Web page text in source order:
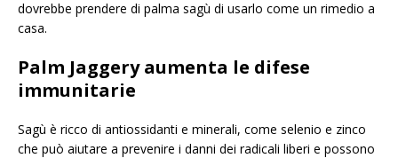
dovrebbe prendere di palma sagù di usarlo come un rimedio a
casa.
Palm Jaggery aumenta le difese
immunitarie
Sagù è ricco di antiossidanti e minerali, come selenio e zinco
che può aiutare a prevenire i danni dei radicali liberi e possono